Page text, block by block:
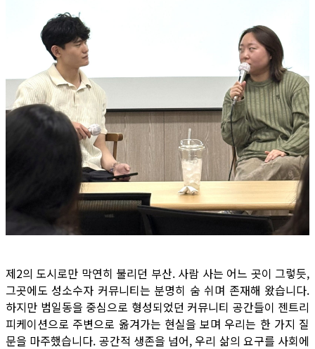
제2의 도시로만 막연히 불리던 부산. 사람 사는 어느 곳이 그렇듯,
그곳에도 성소수자 커뮤니티는 분명히 숨 쉬며 존재해 왔습니다.
하지만 범일동을 중심으로 형성되었던 커뮤니티 공간들이 젠트리
피케이션으로 주변으로 옮겨가는 현실을 보며 우리는 한 가지 질
문을 마주했습니다. 공간적 생존을 넘어, 우리 삶의 요구를 사회에